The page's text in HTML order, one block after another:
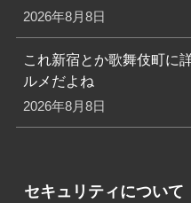
2026年8月8日
これ新宿とか歌舞伎町に
ルメだよね
2026年8月8日
セキュリティについて